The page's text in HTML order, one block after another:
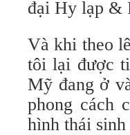
đại Hy lạp &
Và khi theo
tôi lại được
Mỹ đang ở
phong cách
hình thái